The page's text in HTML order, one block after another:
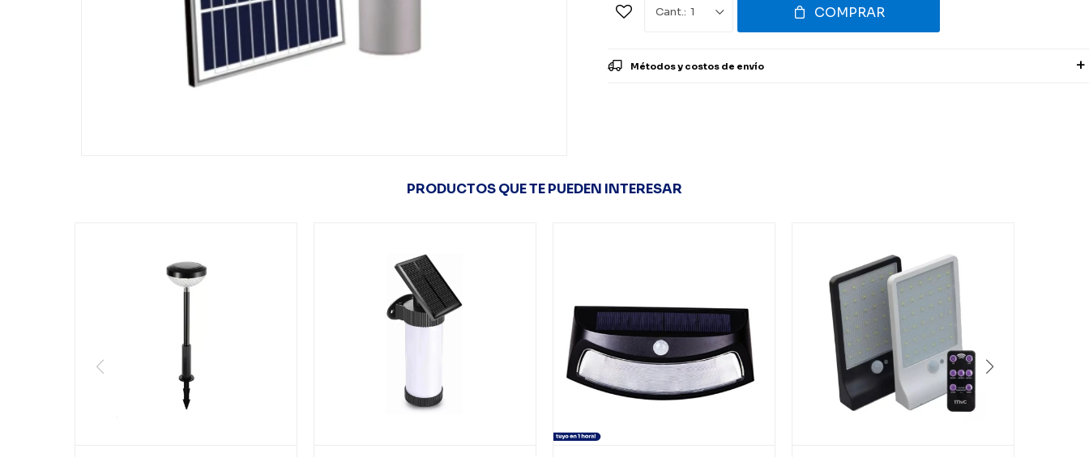
1 COMPRAR
Métodos y costos de envío
PRODUCTOS QUE TE PUEDEN INTERESAR